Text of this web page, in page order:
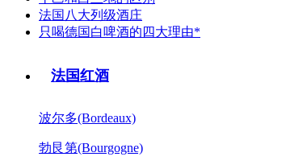
法国八大列级酒庄
只喝德国白啤酒的四大理由*
法国红酒
波尔多(Bordeaux)
勃艮第(Bourgogne)